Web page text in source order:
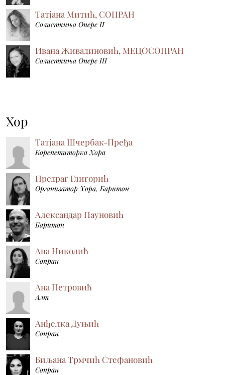
Татјана Митић, СОПРАН
Солисткиња Опере II
Ивана Живадиновић, МЕЦОСОПРАН
Солисткиња Опере III
Хор
Татјана Шчербак-Пређа
Корепетиторка Хора
Предраг Глигорић
Организатор Хора, Баритон
Александар Пауновић
Баритон
Ана Николић
Сопран
Ана Петровић
Алт
Анђелка Дуњић
Сопран
Биљана Трмчић Стефановић
Сопран